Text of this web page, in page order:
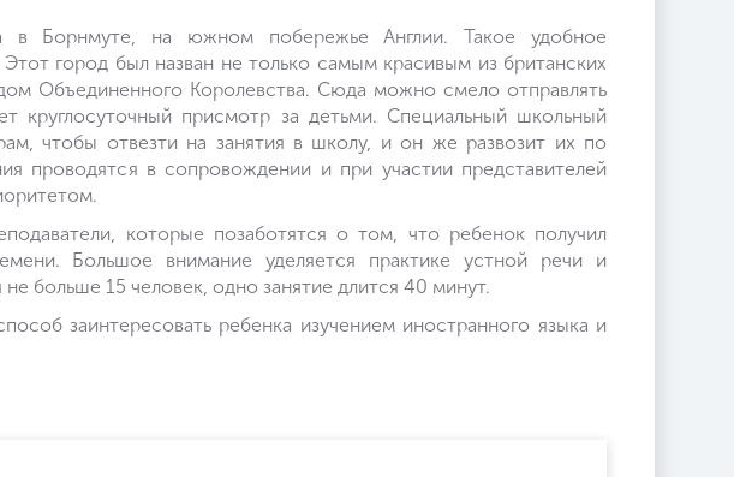
Борнмуте, на южном побережье Англии. Такое удобное
город был назван не только самым красивым из британских
Объединенного Королевства. Сюда можно смело отправлять
круглосуточный присмотр за детьми. Специальный школьный
чтобы отвезти на занятия в школу, и он же развозит их по
проводятся в сопровождении и при участии представителей
которые позаботятся о том, что ребенок получил
Большое внимание уделяется практике устной речи и
больше 15 человек, одно занятие длится 40 минут.
заинтересовать ребенка изучением иностранного языка и